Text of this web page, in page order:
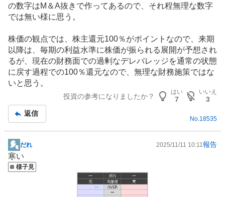
の数字はM＆A抜きで作ってあるので、それ程無理な数字
では無い様に思う。
株価の観点では、株主還元100％がポイントなので、来期
以降は、毎期の利益水準に株価が振られる展開が予想され
るが、現在の財務面での過剰なデレバレッジを通常の状態
に戻す過程での100％還元なので、無理な財務施策ではな
いと思う。
投資の参考になりましたか？
はい
7
いいえ
3
返信
No. 18535
掲
示
板
だれ 2025/11/11 10:11 報告
寒い
様子見